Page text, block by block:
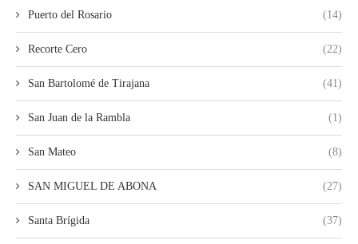
Puerto del Rosario (14)
Recorte Cero (22)
San Bartolomé de Tirajana (41)
San Juan de la Rambla (1)
San Mateo (8)
SAN MIGUEL DE ABONA (27)
Santa Brígida (37)